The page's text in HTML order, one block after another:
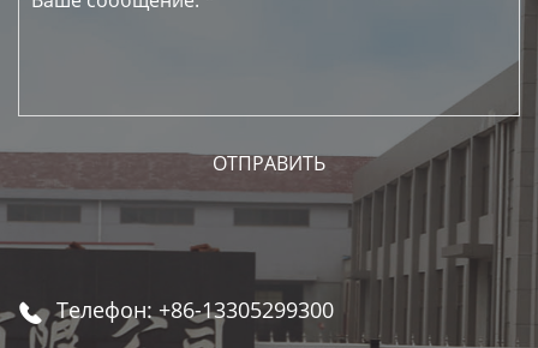
 Телефон: +86-13305299300